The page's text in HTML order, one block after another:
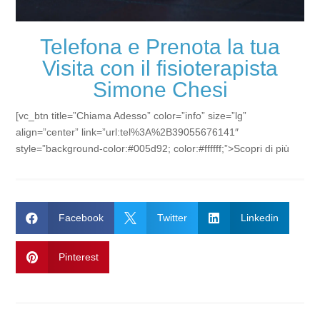
Telefona e Prenota la tua
Visita con il fisioterapista
Simone Chesi
[vc_btn title=”Chiama Adesso” color=”info” size=”lg”
align=”center” link=”url:tel%3A%2B39055676141″
style=”background-color:#005d92; color:#ffffff;”>Scopri di più
 Facebook  Twitter  Linkedin
 Pinterest